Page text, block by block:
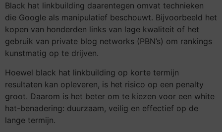
Black hat linkbuilding daarentegen omvat technieken
die Google als manipulatief beschouwt. Bijvoorbeeld het
kopen van honderden links van lage kwaliteit of het
gebruik van private blog networks (PBN’s) om rankings
kunstmatig op te drijven.
Hoewel black hat linkbuilding op korte termijn
resultaten kan opleveren, is het risico op een penalty
groot. Daarom is het beter om te kiezen voor een white
hat-benadering: duurzaam, veilig en effectief op de
lange termijn.